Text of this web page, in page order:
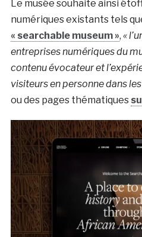
Le musée souhaite ainsi
numériques existants tels
« searchable museum », «
entreprises numériques du
contenu évocateur et
visiteurs en personne dans
ou des pages thématiques